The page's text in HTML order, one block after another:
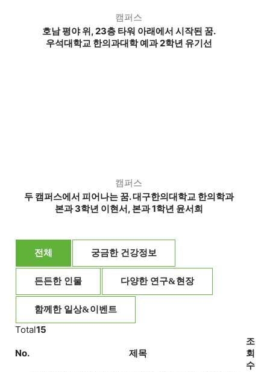
캠퍼스
호남 평야 위, 23층 타워 아래에서 시작된 꿈.
우석대학교 한의과대학 예과 2학년 유기선
캠퍼스
두 캠퍼스에서 피어나는 꿈. 대구한의대학교 한의학과
본과 3학년 이현서, 본과 1학년 윤서희
전체 궁금한 건강정보
든든한 인물 다양한 연구&현장
함께한 일상&이벤트
Total15
No. 제목
조
회
수